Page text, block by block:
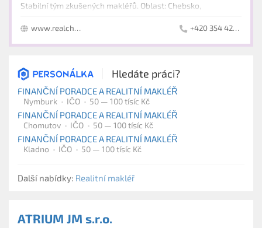
Stabilní tým zkušených makléřů. Oblast: Chebsko,
www.realcheb.cz +420 354 422 075
Hledáte práci?
FINANČNÍ PORADCE A REALITNÍ MAKLÉŘ
Nymburk IČO 50 — 100 tísíc Kč
FINANČNÍ PORADCE A REALITNÍ MAKLÉŘ
Chomutov IČO 50 — 100 tísíc Kč
FINANČNÍ PORADCE A REALITNÍ MAKLÉŘ
Kladno IČO 50 — 100 tísíc Kč
Další nabídky: Realitní makléř
ATRIUM JM s.r.o.